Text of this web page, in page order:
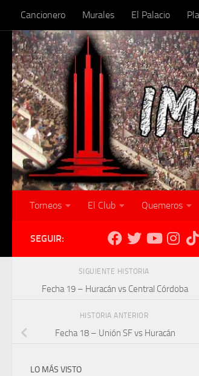
Skip to content
Cancionero Murales El Palacio
Torneos El Club Quemeros
SEGUIR:
SIGUIENTE HISTORIA
Fecha 19 – Huracán vs Central Córdoba
HISTORIA ANTERIOR
Fecha 18 – Unión SF vs Huracán
LO MÁS VISTO